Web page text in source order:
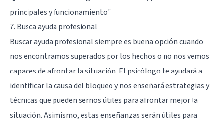
principales y funcionamiento"
7. Busca ayuda profesional
Buscar ayuda profesional siempre es buena opción cuando
nos encontramos superados por los hechos o no nos vemos
capaces de afrontar la situación. El psicólogo te ayudará a
identificar la causa del bloqueo y nos enseñará estrategias y
técnicas que pueden sernos útiles para afrontar mejor la
situación. Asimismo, estas enseñanzas serán útiles para